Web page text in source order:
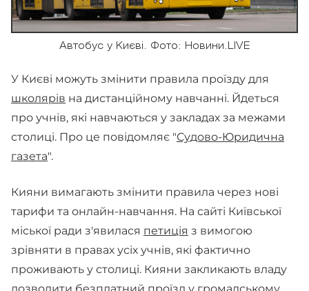
Автобус у Києві. Фото: Новини.LIVE
У Києві можуть змінити правила проїзду для
школярів на дистанційному навчанні. Йдеться
про учнів, які навчаються у закладах за межами
столиці. Про це повідомляє "Судово-Юридична
газета".
Кияни вимагають змінити правила через нові
тарифи та онлайн-навчання. На сайті Київської
міської ради з'явилася петиція з вимогою
зрівняти в правах усіх учнів, які фактично
проживають у столиці. Кияни закликають владу